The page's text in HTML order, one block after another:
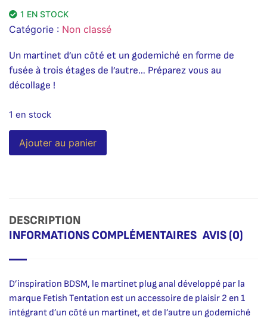
1 EN STOCK
Catégorie : Non classé
Un martinet d’un côté et un godemiché en forme de
fusée à trois étages de l’autre… Préparez vous au
décollage !
1 en stock
Ajouter au panier
DESCRIPTION
INFORMATIONS COMPLÉMENTAIRES AVIS (0)
D’inspiration BDSM, le martinet plug anal développé par la
marque Fetish Tentation est un accessoire de plaisir 2 en 1
intégrant d’un côté un martinet, et de l’autre un godemiché